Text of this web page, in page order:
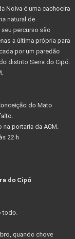
Noiva é uma cachoeira
natural de
percurso são
a última própria para
por um paredão
distrito Serra do Cipó.
do Mato
portaria da ACM.
22 h
do Cipó
todo.
quando chove